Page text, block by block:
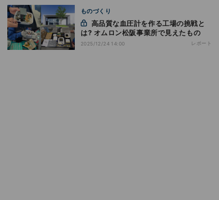
ものづくり
は? オムロン松阪事業所で見えたもの
2025/12/24 14:00 レポート